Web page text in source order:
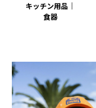
キッチン用品｜
食器